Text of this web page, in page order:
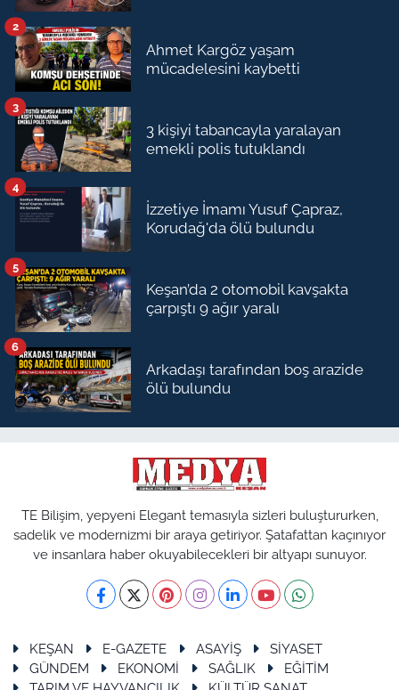
Ahmet Kargöz yaşam
mücadelesini kaybetti
2
3 kişiyi tabancayla yaralayan
emekli polis tutuklandı
3
İzzetiye İmamı Yusuf Çapraz,
Korudağ'da ölü bulundu
4
Keşan’da 2 otomobil kavşakta
çarpıştı 9 ağır yaralı
5
Arkadaşı tarafından boş arazide
ölü bulundu
6
TE Bilişim, yepyeni Elegant temasıyla sizleri buluştururken,
sadelik ve modernizmi bir araya getiriyor. Şatafattan kaçınıyor
ve insanlara haber okuyabilecekleri bir altyapı sunuyor.
KEŞAN E-GAZETE ASAYİŞ
SİYASET
GÜNDEM
EKONOMİ SAĞLIK
EĞİTİM